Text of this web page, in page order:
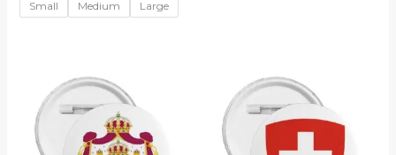
Small Medium Large